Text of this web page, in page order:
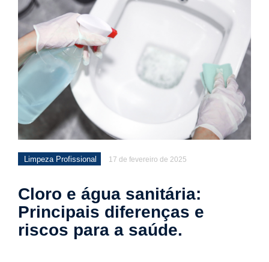
Limpeza Profissional 17 de fevereiro de 2025
Cloro e água sanitária:
Principais diferenças e
riscos para a saúde.